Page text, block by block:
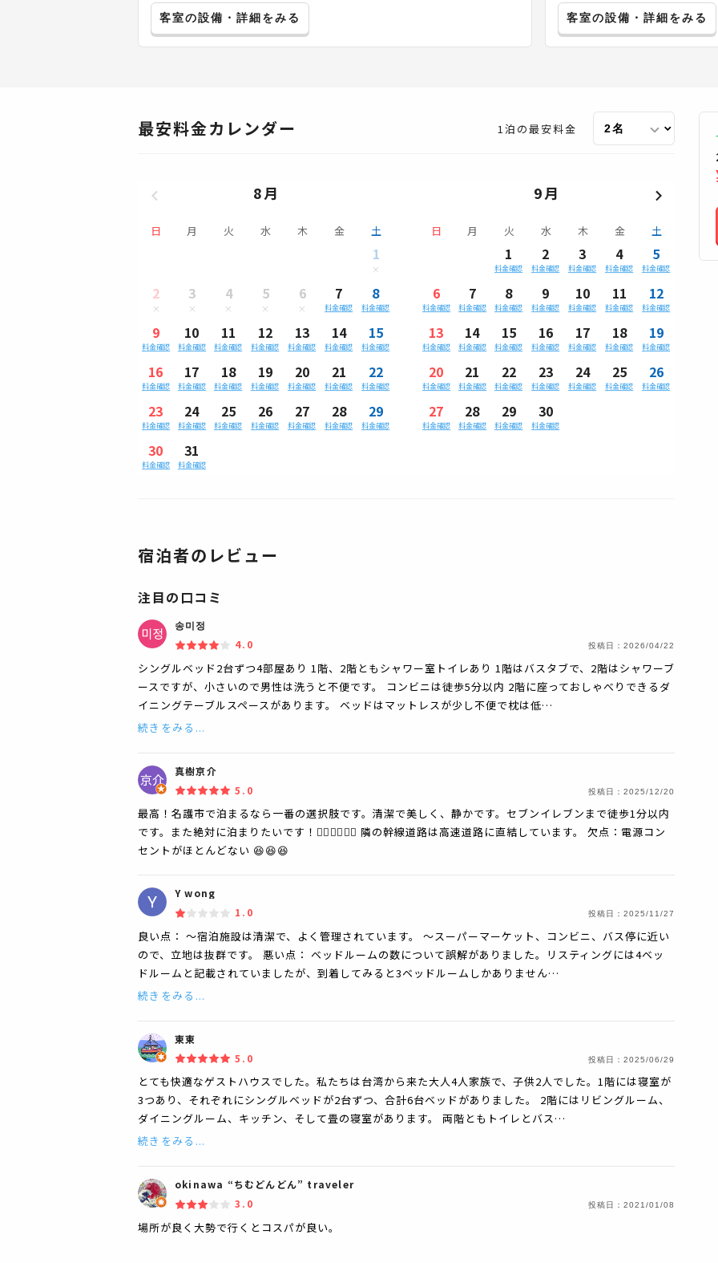
客室の設備・詳細をみる 客室の設備・詳細をみる
最安料金カレンダー 1泊の最安料金
8月
日 月 火 水 木 金 土
1
2 3 4 5 6 7
料金確認
8
料金確認
9
料金確認
10
料金確認
11
料金確認
12
料金確認
13
料金確認
14
料金確認
15
料金確認
16
料金確認
17
料金確認
18
料金確認
19
料金確認
20
料金確認
21
料金確認
22
料金確認
23
料金確認
24
料金確認
25
料金確認
26
料金確認
27
料金確認
28
料金確認
29
料金確認
30
料金確認
31
料金確認
9月
日 月 火 水 木 金 土
1
料金確認
2
料金確認
3
料金確認
4
料金確認
5
料金確認
6
料金確認
7
料金確認
8
料金確認
9
料金確認
10
料金確認
11
料金確認
12
料金確認
13
料金確認
14
料金確認
15
料金確認
16
料金確認
17
料金確認
18
料金確認
19
料金確認
20
料金確認
21
料金確認
22
料金確認
23
料金確認
24
料金確認
25
料金確認
26
料金確認
27
料金確認
28
料金確認
29
料金確認
30
料金確認
宿泊者のレビュー
注目の口コミ
송미정
4.0
投稿日： 2026/04/22
シングルベッド2台ずつ4部屋あり 1階、2階ともシャワー室トイレあり 1階はバスタブで、2階はシャワーブ
ースですが、小さいので男性は洗うと不便です。 コンビニは徒歩5分以内 2階に座っておしゃべりできるダ
イニングテーブルスペースがあります。 ベッドはマットレスが少し不便で枕は低…
続きをみる...
真樹京介
5.0
投稿日： 2025/12/20
最高！名護市で泊まるなら一番の選択肢です。清潔で美しく、静かです。セブンイレブンまで徒歩1分以内
です。また絶対に泊まりたいです！👍🏻👍🏻👍🏻 隣の幹線道路は高速道路に直結しています。 欠点：電源コン
セントがほとんどない 😆😆😆
Y wong
1.0
投稿日： 2025/11/27
良い点： ～宿泊施設は清潔で、よく管理されています。 ～スーパーマーケット、コンビニ、バス停に近い
ので、立地は抜群です。 悪い点： ベッドルームの数について誤解がありました。リスティングには4ベッ
ドルームと記載されていましたが、到着してみると3ベッドルームしかありません…
続きをみる...
東東
5.0
投稿日： 2025/06/29
とても快適なゲストハウスでした。私たちは台湾から来た大人4人家族で、子供2人でした。1階には寝室が
3つあり、それぞれにシングルベッドが2台ずつ、合計6台ベッドがありました。 2階にはリビングルーム、
ダイニングルーム、キッチン、そして畳の寝室があります。 両階ともトイレとバス…
続きをみる...
okinawa “ちむどんどん” traveler
3.0
投稿日： 2021/01/08
場所が良く大勢で行くとコスパが良い。